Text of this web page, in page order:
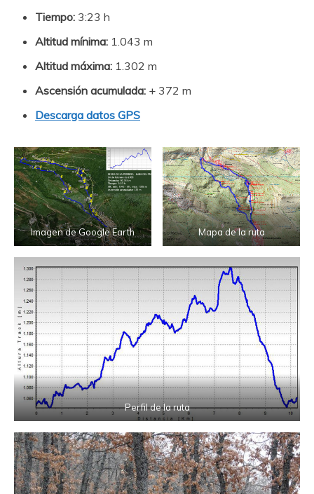
Tiempo: 3:23 h
Altitud mínima: 1.043 m
Altitud máxima: 1.302 m
Ascensión acumulada: + 372 m
Descarga datos GPS
Imagen de Google Earth Mapa de la ruta
Perfil de la ruta